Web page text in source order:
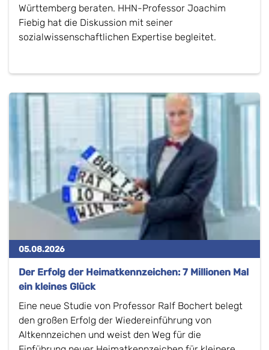
Württemberg beraten. HHN-Professor Joachim
Fiebig hat die Diskussion mit seiner
sozialwissenschaftlichen Expertise begleitet.
05.08.2026
Der Erfolg der Heimatkennzeichen: 7 Millionen Mal
ein kleines Glück
Eine neue Studie von Professor Ralf Bochert belegt
den großen Erfolg der Wiedereinführung von
Altkennzeichen und weist den Weg für die